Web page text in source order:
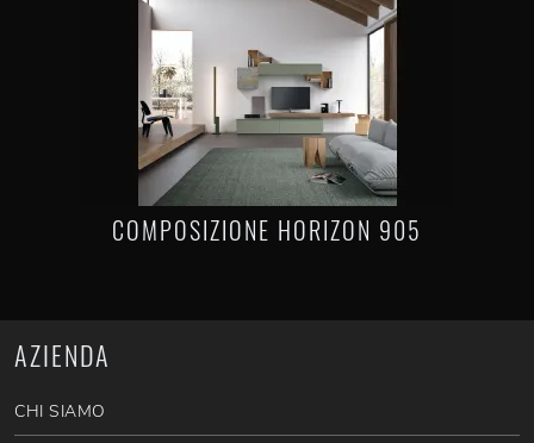
COMPOSIZIONE HORIZON 905
AZIENDA
CHI SIAMO